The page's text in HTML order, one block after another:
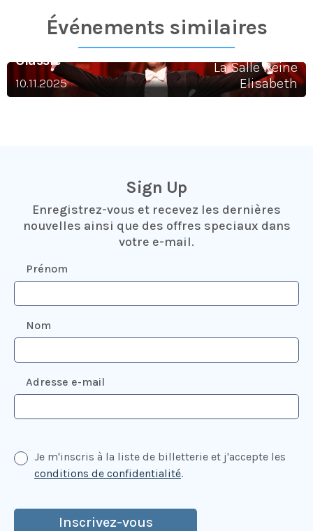
Événements similaires​
Helmut Lotti Goes
Classic
10.11.2025
La Salle Reine
Elisabeth
Sign Up
Enregistrez-vous et recevez les dernières
nouvelles ainsi que des offres speciaux dans
votre e-mail.
Prénom
Nom
Adresse e-mail
Je m'inscris à la liste de billetterie et j'accepte les
conditions de confidentialité.